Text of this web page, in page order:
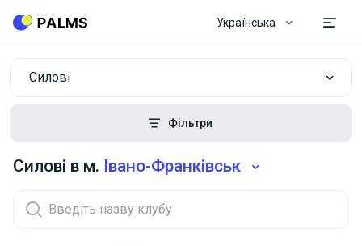
Українська
Силові
Фільтри
Силові в м. Івано-Франківськ